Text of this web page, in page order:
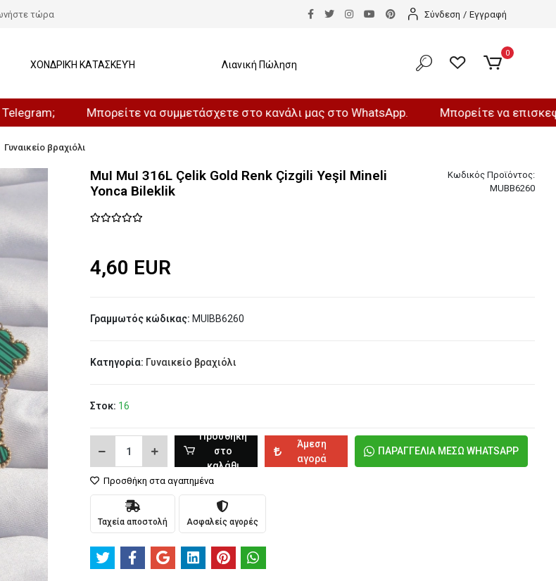
Μπορείτε να συμμετάσχετε στο κανάλι μας στο WhatsApp. Μπορείτε να επισκεφθείτε
τώρα Σύνδεση / Εγγραφή
ΧΟΝΔΡΙΚΉ ΚΑΤΑΣΚΕΥΉ Λιανική Πώληση
0
Γυναικείο βραχιόλι
MuI MuI 316L Çelik Gold Renk Çizgili Yeşil Mineli
Yonca Bileklik
Κωδικός Προϊόντος:
MUBB6260
4,60 EUR
Γραμμωτός κώδικας: MUIBB6260
Κατηγορία: Γυναικείο βραχιόλι
Στοκ: 16
Προσθήκη
στο
καλάθι
Άμεση
αγορά
ΠΑΡΑΓΓΕΛΙΑ ΜΕΣΩ WHATSAPP
Προσθήκη στα αγαπημένα
Ταχεία αποστολή Ασφαλείς αγορές